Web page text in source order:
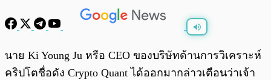
/
นาย Ki Young Ju หรือ CEO ของบริษัทด้านการวิเคราะห์
คริปโตชื่อดัง Crypto Quant ได้ออกมากล่าวเตือนว่าเจ้า